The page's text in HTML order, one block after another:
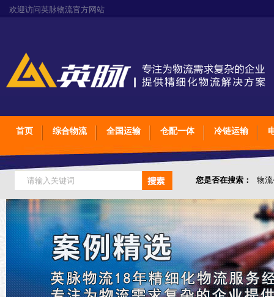
欢迎访问英脉物流官方网站
首页 综合物流 全国运输 仓配一体 冷链运输
您是否在搜索： 物
仓储综合专业定制物